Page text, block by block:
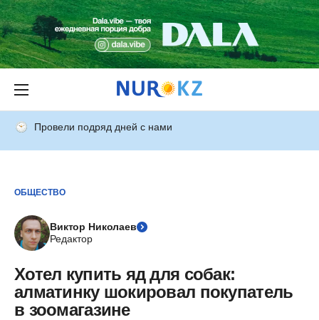
Провели подряд дней с нами
ОБЩЕСТВО
Виктор Николаев
Редактор
Хотел купить яд для собак:
алматинку шокировал покупатель
в зоомагазине